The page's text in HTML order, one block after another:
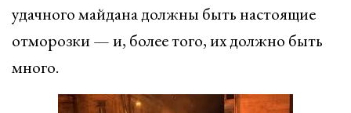
удачного майдана должны быть настоящие
отморозки — и, более того, их должно быть
много.